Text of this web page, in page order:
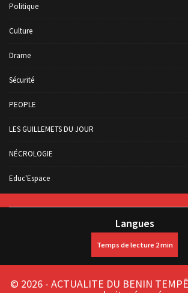
Politique
Culture
Drame
Sécurité
PEOPLE
LES GUILLEMETS DU JOUR
NÉCROLOGIE
Educ'Espace
Langues
© 2026 - ACTUALITE DU BENIN